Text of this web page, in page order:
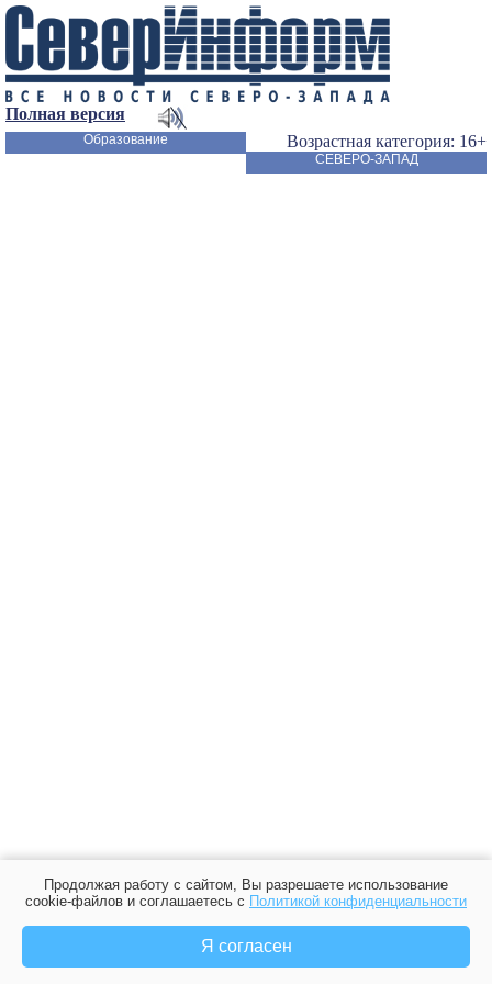
Полная версия
Возрастная категория: 16+
Образование
СЕВЕРО-ЗАПАД
Продолжая работу с сайтом, Вы разрешаете использование
cookie-файлов и соглашаетесь с Политикой конфиденциальности
Я согласен